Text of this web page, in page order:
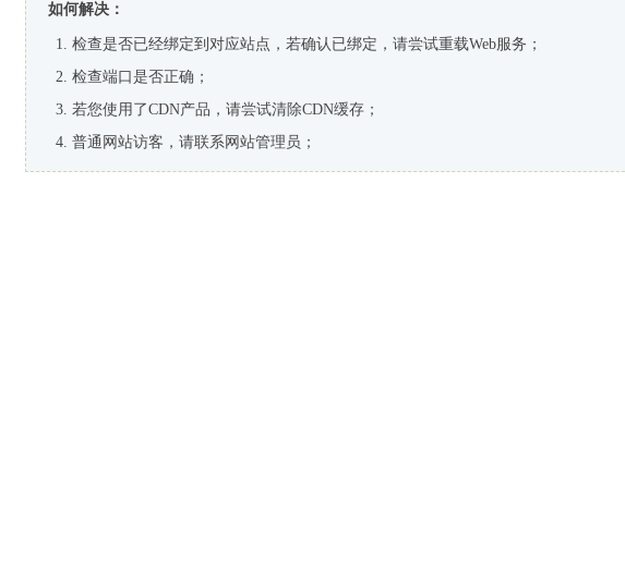
如何解决：
检查是否已经绑定到对应站点，若确认已绑定，请尝试重载Web服务；
检查端口是否正确；
若您使用了CDN产品，请尝试清除CDN缓存；
普通网站访客，请联系网站管理员；